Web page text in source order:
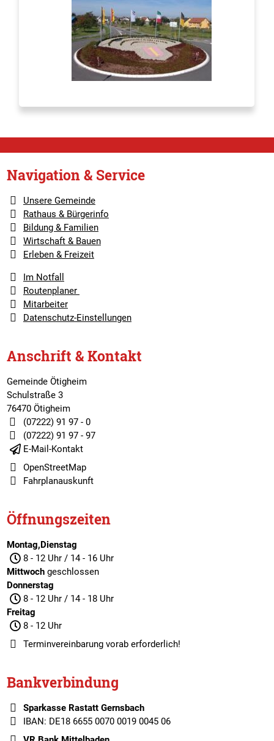
Navigation & Service
Unsere Gemeinde
Rathaus & Bürgerinfo
Bildung & Familien
Wirtschaft & Bauen
Erleben & Freizeit
Im Notfall
Routenplaner
Mitarbeiter
Datenschutz-Einstellungen
Anschrift & Kontakt
Gemeinde Ötigheim
Schulstraße 3
76470 Ötigheim
(07222) 91 97 - 0
(07222) 91 97 - 97
E-Mail-Kontakt
OpenStreetMap
Fahrplanauskunft
Öffnungszeiten
Montag,Dienstag
8 - 12 Uhr / 14 - 16 Uhr
Mittwochgeschlossen
Donnerstag
8 - 12 Uhr / 14 - 18 Uhr
Freitag
8 - 12 Uhr
Terminvereinbarungvorab erforderlich!
Bankverbindung
Sparkasse Rastatt Gernsbach
IBAN: DE18 6655 0070 0019 0045 06